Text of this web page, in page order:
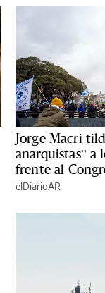
Jorge Macri
anarquistas” a
frente al
elDiarioAR